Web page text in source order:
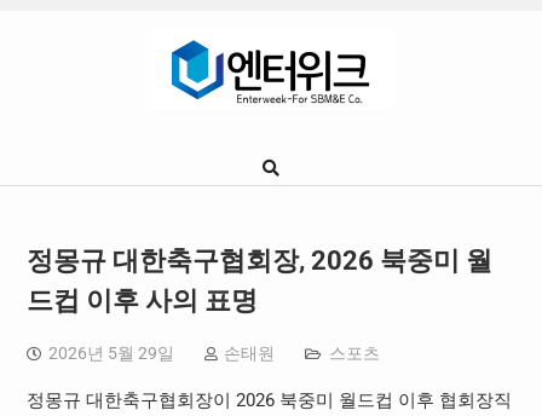
Google
정몽규 대한축구협회장, 2026 북중미 월
드컵 이후 사의 표명
2026년 5월 29일 손태원 스포츠
정몽규 대한축구협회장이 2026 북중미 월드컵 이후 협회장직